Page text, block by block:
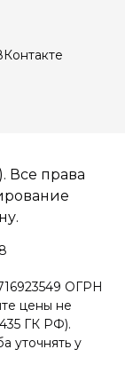
Все права
ОГРН
цены не
ГК РФ).
уточнять у